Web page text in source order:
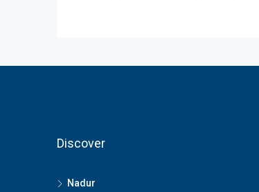
Discover
Nadur